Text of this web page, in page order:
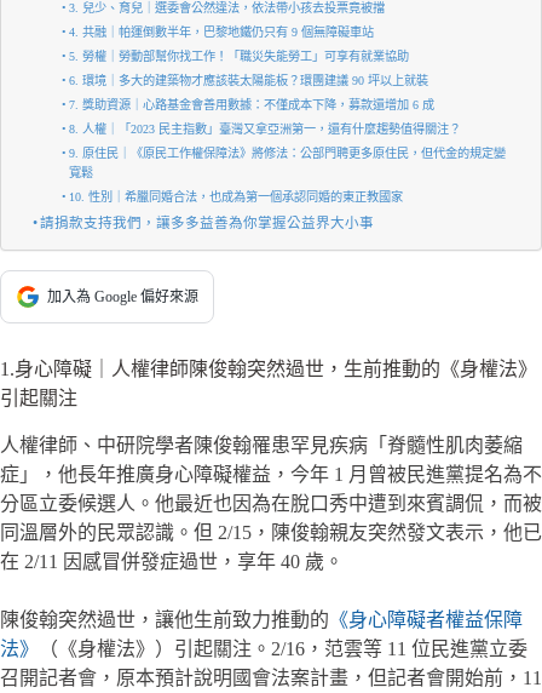
3. 兒少、育兒｜選委會公然違法，依法帶小孩去投票竟被擋
4. 共融｜帕運倒數半年，巴黎地鐵仍只有 9 個無障礙車站
5. 勞權｜勞動部幫你找工作！「職災失能勞工」可享有就業協助
6. 環境｜多大的建築物才應該裝太陽能板？環團建議 90 坪以上就裝
7. 獎助資源｜心路基金會善用數據：不僅成本下降，募款還增加 6 成
8. 人權｜「2023 民主指數」臺灣又拿亞洲第一，還有什麼趨勢值得關注？
9. 原住民｜《原民工作權保障法》將修法：公部門聘更多原住民，但代金的規定變
寬鬆
10. 性別｜希臘同婚合法，也成為第一個承認同婚的東正教國家
請捐款支持我們，讓多多益善為你掌握公益界大小事
加入為 Google 偏好來源
1.身心障礙｜人權律師陳俊翰突然過世，生前推動的《身權法》
引起關注
人權律師、中研院學者陳俊翰罹患罕見疾病「脊髓性肌肉萎縮
症」，他長年推廣身心障礙權益，今年 1 月曾被民進黨提名為不
分區立委候選人。他最近也因為在脫口秀中遭到來賓調侃，而被
同溫層外的民眾認識。但 2/15，陳俊翰親友突然發文表示，他已
在 2/11 因感冒併發症過世，享年 40 歲。
陳俊翰突然過世，讓他生前致力推動的 《身心障礙者權益保障
法》
（《身權法》）引起關注。2/16，范雲等 11 位民進黨立委
召開記者會，原本預計說明國會法案計畫，但記者會開始前，11